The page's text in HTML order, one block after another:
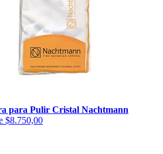
para Pulir Cristal Nachtmann
$8.750,00